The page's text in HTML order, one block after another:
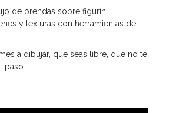
de prendas sobre figurín,
y texturas con herramientas de
a dibujar, que seas libre, que no te
paso.